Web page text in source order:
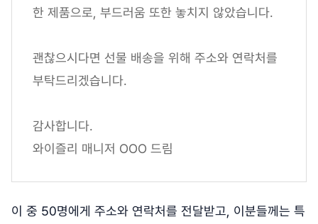
한 제품으로, 부드러움 또한 놓치지 않았습니다.
괜찮으시다면 선물 배송을 위해 주소와 연락처를
부탁드리겠습니다.
감사합니다.
와이즐리 매니저 OOO 드림
이 중 50명에게 주소와 연락처를 전달받고, 이분들께는 특